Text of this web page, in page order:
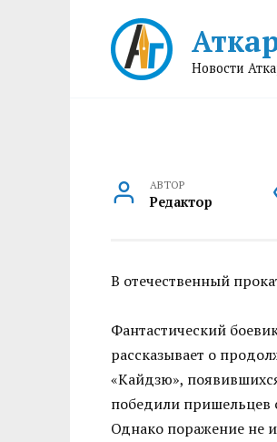
Новости
АВТОР
Редактор
В отечественный
Фантастический
рассказывает о
«Кайдзю»,
победили пришельцев
Однако поражение не